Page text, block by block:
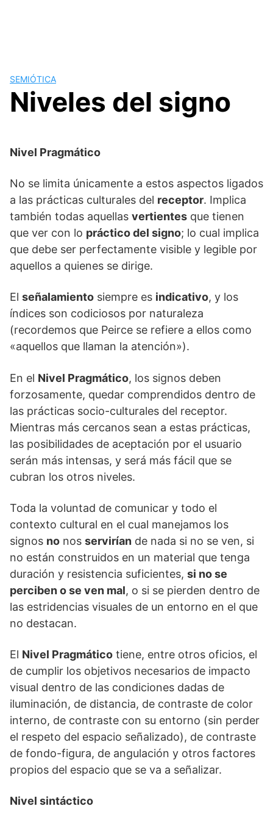
SEMIÓTICA
Niveles del signo
Nivel Pragmático
No se limita únicamente a estos aspectos ligados
a las prácticas culturales del receptor. Implica
también todas aquellas vertientes que tienen
que ver con lo práctico del signo; lo cual implica
que debe ser perfectamente visible y legible por
aquellos a quienes se dirige.
El señalamiento siempre es indicativo, y los
índices son codiciosos por naturaleza
(recordemos que Peirce se refiere a ellos como
«aquellos que llaman la atención»).
En el Nivel Pragmático, los signos deben
forzosamente, quedar comprendidos dentro de
las prácticas socio-culturales del receptor.
Mientras más cercanos sean a estas prácticas,
las posibilidades de aceptación por el usuario
serán más intensas, y será más fácil que se
cubran los otros niveles.
Toda la voluntad de comunicar y todo el
contexto cultural en el cual manejamos los
signos no nos servirían de nada si no se ven, si
no están construidos en un material que tenga
duración y resistencia suficientes, si no se
perciben o se ven mal, o si se pierden dentro de
las estridencias visuales de un entorno en el que
no destacan.
El Nivel Pragmático tiene, entre otros oficios, el
de cumplir los objetivos necesarios de impacto
visual dentro de las condiciones dadas de
iluminación, de distancia, de contraste de color
interno, de contraste con su entorno (sin perder
el respeto del espacio señalizado), de contraste
de fondo-figura, de angulación y otros factores
propios del espacio que se va a señalizar.
Nivel sintáctico